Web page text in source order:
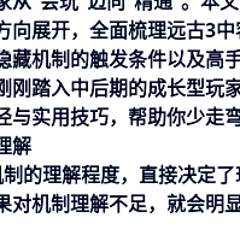
向展开，全面梳理远古3
藏机制的触发条件以及高
刚踏入中后期的成长型玩
与实用技巧，帮助你少走
解
的理解程度，直接决定
对机制理解不足，就会明